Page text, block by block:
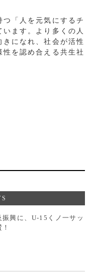
「人を元気にするチ
ます。より多くの人
になれ、社会が活性
を認め合える共生社
興に、U-15くノ一サッ